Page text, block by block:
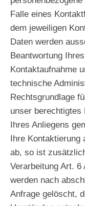
Falle eines
dem jeweiligen
Daten werden
Beantwortung
Kontaktaufnahme
technische
Rechtsgrundlage
unser berechtigtes
Ihres Anliegens
Ihre
ab, so ist
Verarbeitung Art.
werden nach
Anfrage gelöscht,